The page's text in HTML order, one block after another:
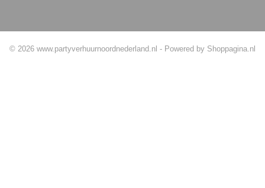
© 2026 www.partyverhuurnoordnederland.nl - Powered by Shoppagina.nl